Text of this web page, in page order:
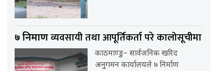
७ निर्माणव्यवसायी तथा आपूर्तिकर्ता परे कालोसूचीमा
काठमाण्डु– सार्वजनिक खरिद
अनुगमन कार्यालयले ७ निर्माण